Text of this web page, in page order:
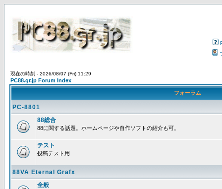
現在の時刻 - 2026/08/07 (Fri) 11:29
PC88.gr.jp Forum Index
フォーラム
PC-8801
88総合
88に関する話題。ホームページや自作ソフトの紹介も可。
テスト
投稿テスト用
88VA Eternal Grafx
全般